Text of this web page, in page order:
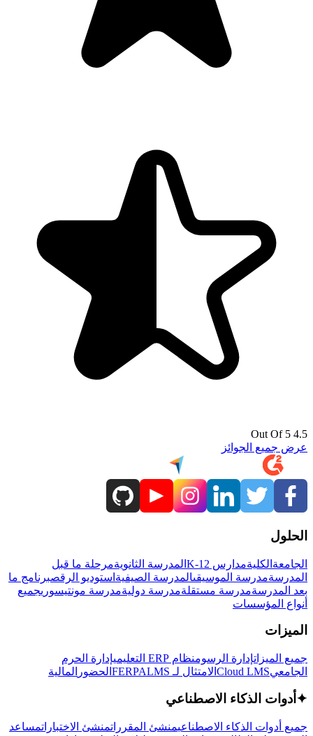
4.5 Out Of 5
عرض جميع الجوائز
الحلول
الجامعة الكليةمدارس K-12 المدرسة الثانويةمرحلة ما قبل
المدرسةمدرسة الموسيقىالمدرسة الصيفية استوديو الرقصبرنامج ما
بعد المدرسةمدرسة مستقلةمدرسة دوليةمدرسة مونتيسوريجميع
أنواع المؤسسات
الميزات
جميع الميزاتإدارة الرسومنظام ERP التعليمي
إدارة الحرم
الجامعيCloud LMS الامتثال لـ FERPA LMS الحضور المالية
✦ أدوات الذكاء الاصطناعي
جميع أدوات الذكاء الاصطناعيمنشئ المقرراتمنشئ الاختباراتمساعد